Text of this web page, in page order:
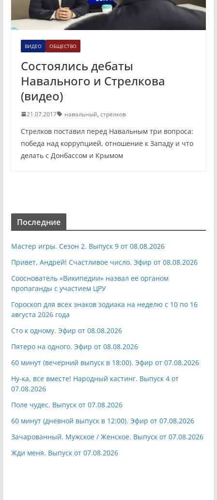
ВИДЕО ОБЩЕСТВО
Состоялись дебаты
Навального и Стрелкова
(видео)
21.07.2017 навальный, стрелков
Стрелков поставил перед Навальным три вопроса:
победа над коррупцией, отношение к Западу и что
делать с Донбассом и Крымом
Последние
Мастер игры. Сезон 2. Выпуск 9 от 08.08.2026
Привет, Андрей! Счастливое число. Эфир от 08.08.2026
Сооснователь «Википедии» назвал ее органом
пропаганды с участием ЦРУ
Гороскоп для всех знаков зодиака на неделю с 10 по 16
августа 2026 года
Сто к одному. Эфир от 08.08.2026
Пятеро на одного. Эфир от 08.08.2026
60 минут (вечерний выпуск в 18:00). Эфир от 07.08.2026
Ну-ка, все вместе! Народный кастинг. Выпуск 4 от
07.08.2026
Поле чудес. Выпуск от 07.08.2026
60 минут (дневной выпуск в 12:00). Эфир от 07.08.2026
Зачарованный. Мужское / Женское. Выпуск от 07.08.2026
Жди меня. Выпуск от 07.08.2026